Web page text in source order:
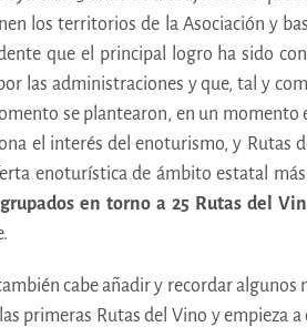
los territorios de la Asociación y
que el principal logro ha sido
las administraciones y que, tal y
se plantearon, en un
el interés del enoturismo, y Rutas
enoturística de ámbito estatal
en torno a 25 Rutas del
cabe añadir y recordar algunos
primeras Rutas del Vino y empieza